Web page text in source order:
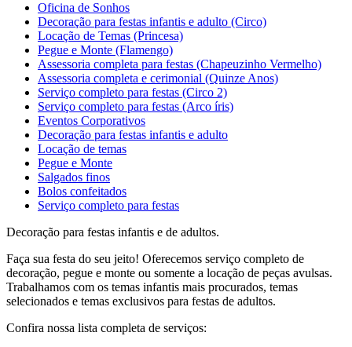
Oficina de Sonhos
Decoração para festas infantis e adulto (Circo)
Locação de Temas (Princesa)
Pegue e Monte (Flamengo)
Assessoria completa para festas (Chapeuzinho Vermelho)
Assessoria completa e cerimonial (Quinze Anos)
Serviço completo para festas (Circo 2)
Serviço completo para festas (Arco íris)
Eventos Corporativos
Decoração para festas infantis e adulto
Locação de temas
Pegue e Monte
Salgados finos
Bolos confeitados
Serviço completo para festas
Decoração para festas infantis e de adultos.
Faça sua festa do seu jeito! Oferecemos serviço completo de
decoração, pegue e monte ou somente a locação de peças avulsas.
Trabalhamos com os temas infantis mais procurados, temas
selecionados e temas exclusivos para festas de adultos.
Confira nossa lista completa de serviços: